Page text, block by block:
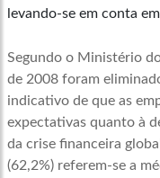
levando-se em conta
Segundo o Ministério
de 2008 foram
indicativo de que as
expectativas quanto à
da crise financeira
(62,2%) referem-se a